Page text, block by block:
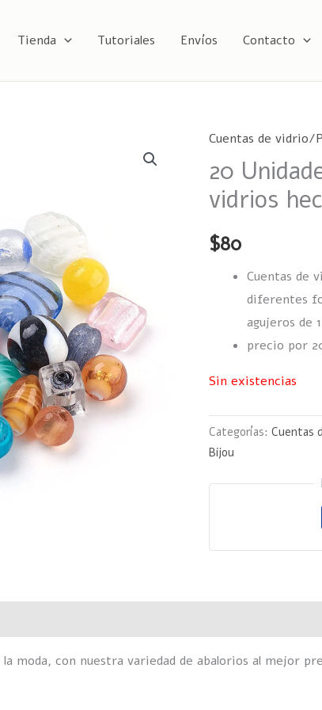
Tienda Tutoriales Envíos Contacto
Cuentas de vidrio/
20
vidrios
$80
Cuentas de
diferentes
agujeros de
precio por
Sin existencias
Categorías: Cuentas
Bijou
la moda, con nuestra variedad de abalorios al mejor